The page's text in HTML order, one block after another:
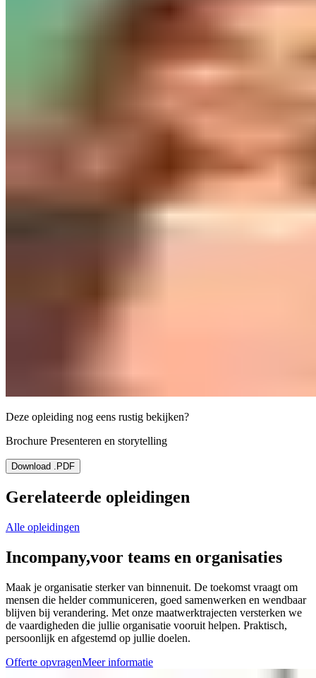
Deze opleiding nog eens rustig bekijken?
Brochure Presenteren en storytelling
Download .PDF
Gerelateerde opleidingen
Alle opleidingen
Incompany,voor teams en organisaties
Maak je organisatie sterker van binnenuit. De toekomst vraagt om
mensen die helder communiceren, goed samenwerken en wendbaar
blijven bij verandering. Met onze maatwerktrajecten versterken we
de vaardigheden die jullie organisatie vooruit helpen. Praktisch,
persoonlijk en afgestemd op jullie doelen.
Offerte opvragenMeer informatie